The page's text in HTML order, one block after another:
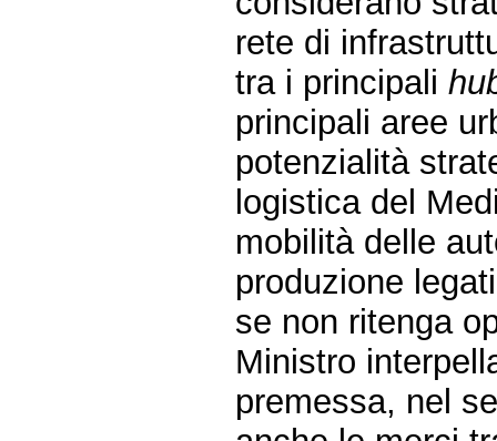
rete di
tra i principali
principali aree
potenzialità
logistica del
mobilità delle
produzione
se non ritenga
Ministro
premessa, nel